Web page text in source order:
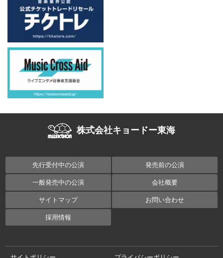
株式会社キョードー東海
先行受付中の公演 発売前の公演
一般発売中の公演 会社概要
サイトマップ お問い合わせ
採用情報